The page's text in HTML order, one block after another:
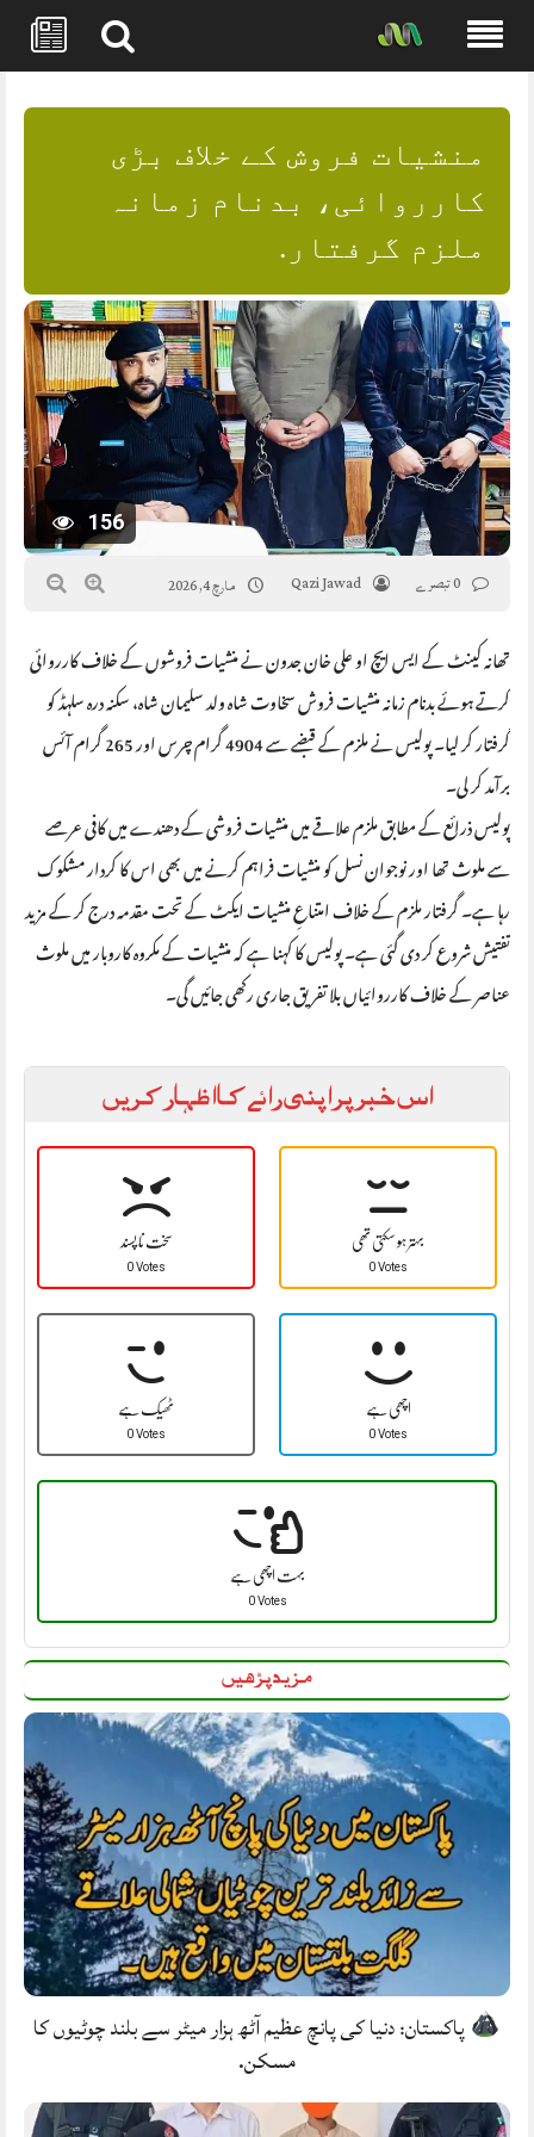
content
منشیات فروش کے خلاف بڑی
کارروائی، بدنام زمانہ
ملزم گرفتار.
156
Qazi Jawad مارچ 4, 2026
تھانہ کینٹ کے ایس ایچ او علی خان جدون نے منشیات فروشوں کے خلاف کارروائی
کرتے ہوئے بدنام زمانہ منشیات فروش سخاوت شاہ ولد سلیمان شاہ، سکنہ درہ سلہڈ کو
گرفتار کر لیا۔ پولیس نے ملزم کے قبضے سے 4904 گرام چرس اور 265 گرام آئس
برآمد کر لی۔
پولیس ذرائع کے مطابق ملزم علاقے میں منشیات فروشی کے دھندے میں کافی عرصے
سے ملوث تھا اور نوجوان نسل کو منشیات فراہم کرنے میں بھی اس کا کردار مشکوک
رہا ہے۔ گرفتار ملزم کے خلاف امتناعِ منشیات ایکٹ کے تحت مقدمہ درج کر کے مزید
تفتیش شروع کر دی گئی ہے۔ پولیس کا کہنا ہے کہ منشیات کے مکروہ کاروبار میں ملوث
عناصر کے خلاف کارروائیاں بلا تفریق جاری رکھی جائیں گی۔
اس خبر پر اپنی رائے کا اظہار کریں
سخت نا پسند
0 Votes
بہتر ہو سکتی تھی
0 Votes
ٹھیک ہے
0 Votes
اچھی ہے
0 Votes
بہت اچھی ہے
0 Votes
مزید پڑھیں
پاکستان: دنیا کی پانچ عظیم آٹھ ہزار میٹر سے بلند چوٹیوں کا
مسکن.